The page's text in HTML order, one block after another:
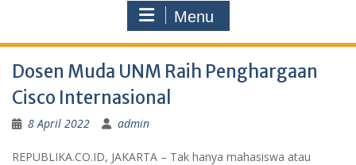
Menu
Dosen Muda UNM Raih Penghargaan
Cisco Internasional
8 April 2022 admin
REPUBLIKA.CO.ID, JAKARTA – Tak hanya mahasiswa atau